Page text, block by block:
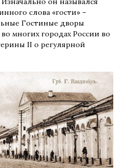
слова «гости» –
Гостиные дворы
многих городах России во
II о регулярной